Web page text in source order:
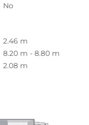
No
2.46 m
8.20 m - 8.80 m
2.08 m